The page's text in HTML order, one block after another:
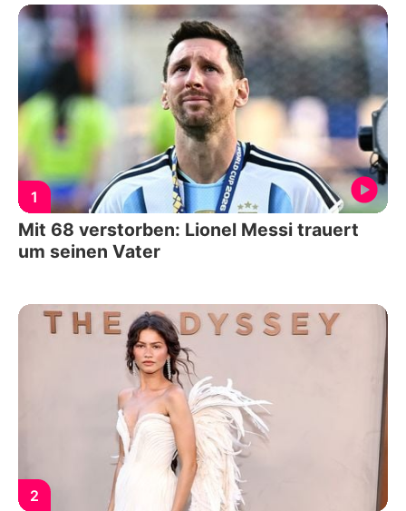
1
Mit 68 verstorben: Lionel Messi trauert
um seinen Vater
2